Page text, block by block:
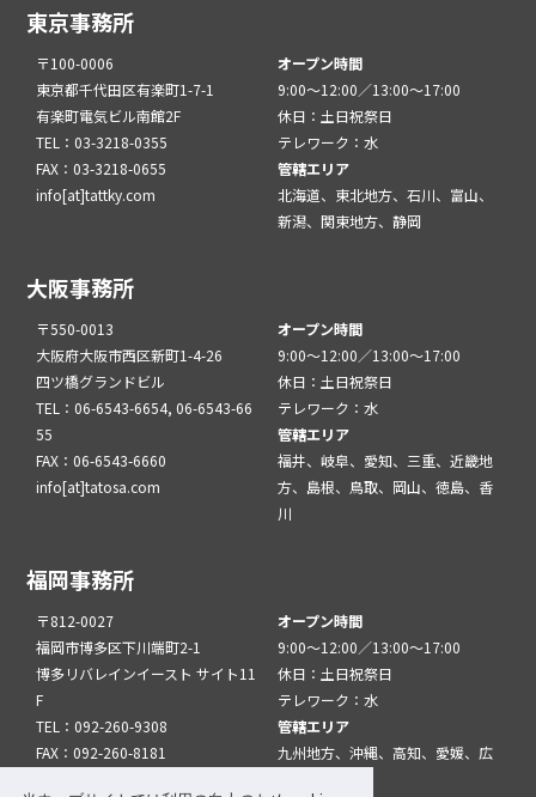
東京事務所
〒100-0006
東京都千代田区有楽町1-7-1
有楽町電気ビル南館2F
TEL：03-3218-0355
FAX：03-3218-0655
info[at]tattky.com
オープン時間
9:00～12:00／13:00～17:00
休日：土日祝祭日
テレワーク：水
管轄エリア
北海道、東北地方、石川、富山、
新潟、関東地方、静岡
大阪事務所
〒550-0013
大阪府大阪市西区新町1-4-26
四ツ橋グランドビル
TEL：06-6543-6654, 06-6543-66
55
FAX：06-6543-6660
info[at]tatosa.com
オープン時間
9:00～12:00／13:00～17:00
休日：土日祝祭日
テレワーク：水
管轄エリア
福井、岐阜、愛知、三重、近畿地
方、島根、鳥取、岡山、徳島、香
川
福岡事務所
〒812-0027
福岡市博多区下川端町2-1
博多リバレインイースト サイト11
F
TEL：092-260-9308
FAX：092-260-8181
オープン時間
9:00～12:00／13:00～17:00
休日：土日祝祭日
テレワーク：水
管轄エリア
九州地方、沖縄、高知、愛媛、広